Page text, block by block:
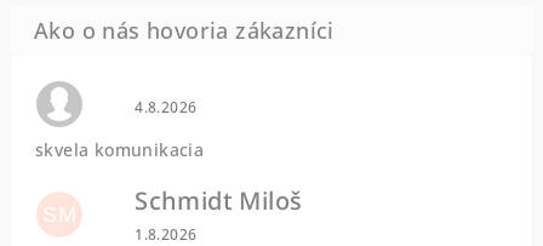
Hodnotenie obchodu je 0 z 5 hviezdičiek.
4.8.2026
skvela komunikacia
SM Schmidt Miloš
Hodnotenie obchodu je 5 z 5 hviezdičiek.
1.8.2026